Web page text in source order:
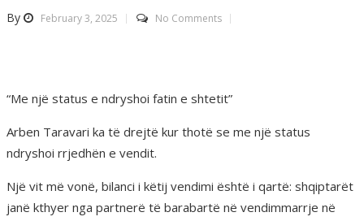
By February 3, 2025 No Comments
“Me një status e ndryshoi fatin e shtetit”
Arben Taravari ka të drejtë kur thotë se me një status
ndryshoi rrjedhën e vendit.
Një vit më vonë, bilanci i këtij vendimi është i qartë: shqiptarët
janë kthyer nga partnerë të barabartë në vendimmarrje në